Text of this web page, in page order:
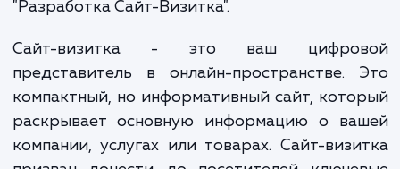
доступность и видимость в интернете,
огромное количество потенциальных
Именно здесь на помощь приходит
"Разработка Сайт-Визитка".
Сайт-визитка - это ваш